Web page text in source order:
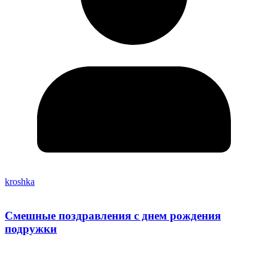
kroshka
Смешные поздравления с днем рождения
подружки